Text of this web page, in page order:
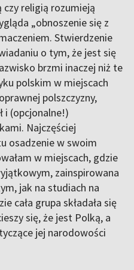
czy religią rozumieją
„obnoszenie się z
Stwierdzenie
o tym, że jest się
brzmi inaczej niż te
polskim w miejscach
polszczyzny,
i (opcjonalne!)
Najczęściej
osadzenie w swoim
w miejscach, gdzie
zainspirowana
jak na studiach na
cała grupa składała się
się, że jest Polką, a
jej narodowości